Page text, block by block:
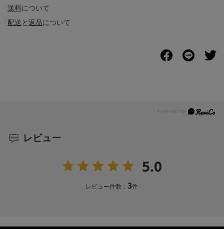
送料について
配送と返品について
レビュー
5.0
レビュー件数：3件